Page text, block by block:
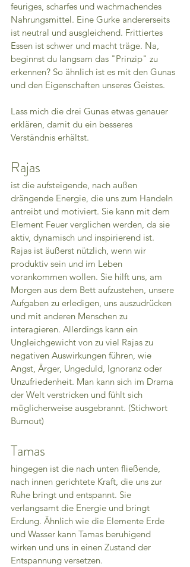
feuriges, scharfes und wachmachendes
Nahrungsmittel. Eine Gurke andererseits
ist neutral und ausgleichend. Frittiertes
Essen ist schwer und macht träge. Na,
beginnst du langsam das "Prinzip" zu
erkennen? So ähnlich ist es mit den Gunas
und den Eigenschaften unseres Geistes.
Lass mich die drei Gunas etwas genauer
erklären, damit du ein besseres
Verständnis erhältst.
Rajas
ist die aufsteigende, nach außen
drängende Energie, die uns zum Handeln
antreibt und motiviert. Sie kann mit dem
Element Feuer verglichen werden, da sie
aktiv, dynamisch und inspirierend ist.
Rajas ist äußerst nützlich, wenn wir
produktiv sein und im Leben
vorankommen wollen. Sie hilft uns, am
Morgen aus dem Bett aufzustehen, unsere
Aufgaben zu erledigen, uns auszudrücken
und mit anderen Menschen zu
interagieren. Allerdings kann ein
Ungleichgewicht von zu viel Rajas zu
negativen Auswirkungen führen, wie
Angst, Ärger, Ungeduld, Ignoranz oder
Unzufriedenheit. Man kann sich im Drama
der Welt verstricken und fühlt sich
möglicherweise ausgebrannt. (Stichwort
Burnout)
Tamas
hingegen ist die nach unten fließende,
nach innen gerichtete Kraft, die uns zur
Ruhe bringt und entspannt. Sie
verlangsamt die Energie und bringt
Erdung. Ähnlich wie die Elemente Erde
und Wasser kann Tamas beruhigend
wirken und uns in einen Zustand der
Entspannung versetzen.